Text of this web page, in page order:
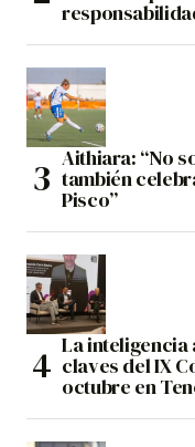
Aithiara: “No
también
Pisco”
La
claves del IX
octubre en